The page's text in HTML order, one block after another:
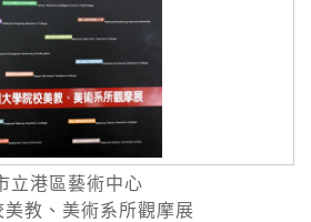
立港區藝術中心
教、美術系所觀摩展